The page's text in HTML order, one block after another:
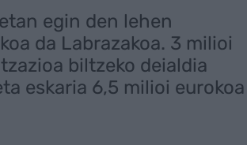
egin den lehen
da Labrazakoa. 3 milioi
biltzeko deialdia
eskaria 6,5 milioi eurokoa